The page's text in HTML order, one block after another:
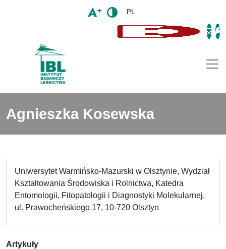
PL
Agnieszka Kosewska
Uniwersytet Warmińsko-Mazurski w Olsztynie, Wydział
Kształtowania Środowiska i Rolnictwa, Katedra
Entomologii, Fitopatologii i Diagnostyki Molekularnej,
ul. Prawocheńskiego 17, 10-720 Olsztyn
Artykuły